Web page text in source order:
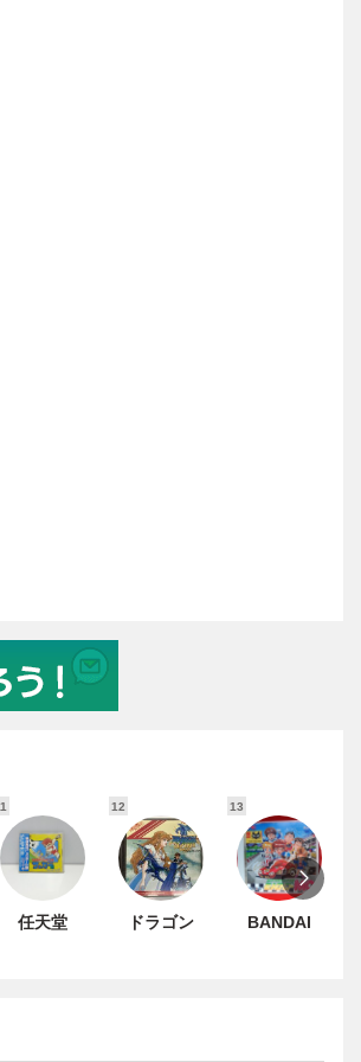
任天堂
12
ドラゴン
13
BANDAI